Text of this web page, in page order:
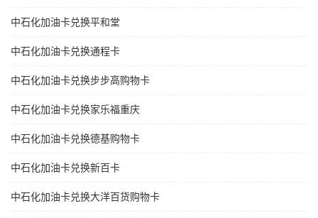
中石化加油卡兑换平和堂
中石化加油卡兑换通程卡
中石化加油卡兑换步步高购物卡
中石化加油卡兑换家乐福重庆
中石化加油卡兑换德基购物卡
中石化加油卡兑换新百卡
中石化加油卡兑换大洋百货购物卡